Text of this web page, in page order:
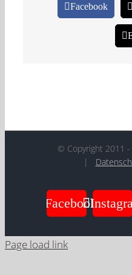
Facebook
© Copyright 2011 -
|
Facebook
Page load link